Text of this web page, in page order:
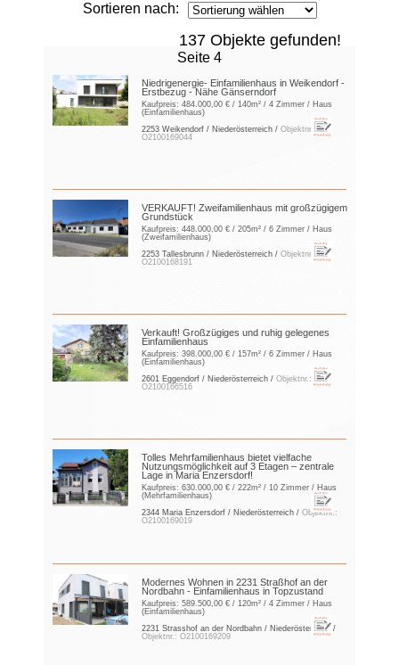
Sortieren nach:
137 Objekte gefunden!
Seite 4
Niedrigenergie- Einfamilienhaus in Weikendorf -
Erstbezug - Nähe Gänserndorf
Kaufpreis: 484.000,00 € / 140m² / 4 Zimmer / Haus
(Einfamilienhaus)
2253 Weikendorf / Niederösterreich / Objektnr.:
O2100169044
VERKAUFT! Zweifamilienhaus mit großzügigem
Grundstück
Kaufpreis: 448.000,00 € / 205m² / 6 Zimmer / Haus
(Zweifamilienhaus)
2253 Tallesbrunn / Niederösterreich / Objektnr.:
O2100168191
Verkauft! Großzügiges und ruhig gelegenes
Einfamilienhaus
Kaufpreis: 398.000,00 € / 157m² / 6 Zimmer / Haus
(Einfamilienhaus)
2601 Eggendorf / Niederösterreich / Objektnr.:
O2100166516
Tolles Mehrfamilienhaus bietet vielfache
Nutzungsmöglichkeit auf 3 Etagen – zentrale
Lage in Maria Enzersdorf!
Kaufpreis: 630.000,00 € / 222m² / 10 Zimmer / Haus
(Mehrfamilienhaus)
2344 Maria Enzersdorf / Niederösterreich / Objektnr.:
O2100169019
Modernes Wohnen in 2231 Straßhof an der
Nordbahn - Einfamilienhaus in Topzustand
Kaufpreis: 589.500,00 € / 120m² / 4 Zimmer / Haus
(Einfamilienhaus)
2231 Strasshof an der Nordbahn / Niederösterreich /
Objektnr.: O2100169209